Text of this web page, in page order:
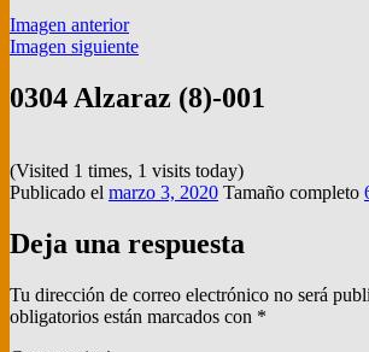
Imagen anterior
Imagen siguiente
0304 Alzaraz (8)-001
(Visited 1 times, 1 visits today)
Publicado el marzo 3, 2020 Tamaño completo
Deja una respuesta
Tu dirección de correo electrónico no será
obligatorios están marcados con *